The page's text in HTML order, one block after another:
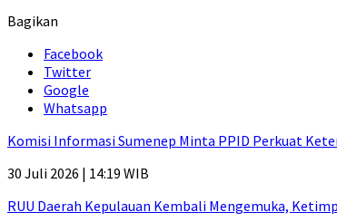
Bagikan
Facebook
Twitter
Google
Whatsapp
Komisi Informasi Sumenep Minta PPID Perkuat
30 Juli 2026 | 14:19 WIB
RUU Daerah Kepulauan Kembali Mengemuka,